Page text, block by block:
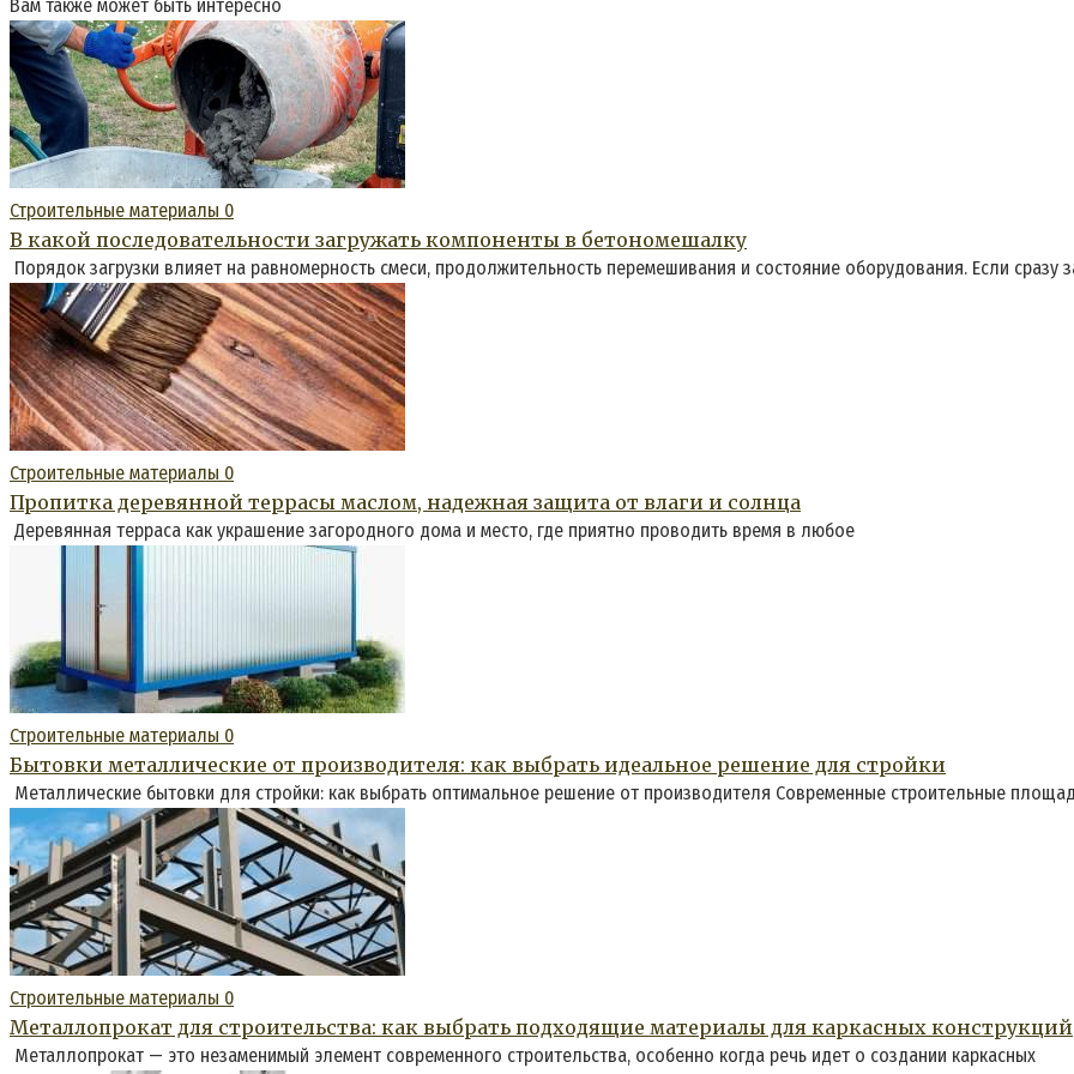
Вам также может быть интересно
Строительные материалы 0
В какой последовательности загружать компоненты в бетономешалку
Порядок загрузки влияет на равномерность смеси, продолжительность перемешивания и состояние оборудования. Если сразу
Строительные материалы 0
Пропитка деревянной террасы маслом, надежная защита от влаги и солнца
Деревянная терраса как украшение загородного дома и место, где приятно проводить время в любое
Строительные материалы 0
Бытовки металлические от производителя: как выбрать идеальное решение для стройки
Металлические бытовки для стройки: как выбрать оптимальное решение от производителя Современные строительные
Строительные материалы 0
Металлопрокат для строительства: как выбрать подходящие материалы для каркасных конструкций
Металлопрокат — это незаменимый элемент современного строительства, особенно когда речь идет о создании каркасных